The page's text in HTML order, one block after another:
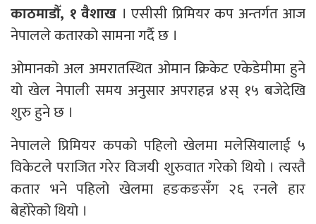
काठमाडौँ, १ वैशाख । एसीसी प्रिमियर कप अन्तर्गत आज
नेपालले कतारको सामना गर्दै छ ।
ओमानको अल अमरातस्थित ओमान क्रिकेट एकेडेमीमा हुने
यो खेल नेपाली समय अनुसार अपराहन्न ४स् १५ बजेदेखि
शुरु हुने छ ।
नेपालले प्रिमियर कपको पहिलो खेलमा मलेसियालाई ५
विकेटले पराजित गरेर विजयी शुरुवात गरेको थियो । त्यस्तै
कतार भने पहिलो खेलमा हङकङसँग २६ रनले हार
बेहोरेको थियो ।